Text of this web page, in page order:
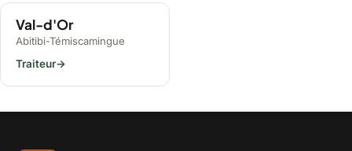
Val-d'Or
Abitibi-Témiscamingue
Traiteur→